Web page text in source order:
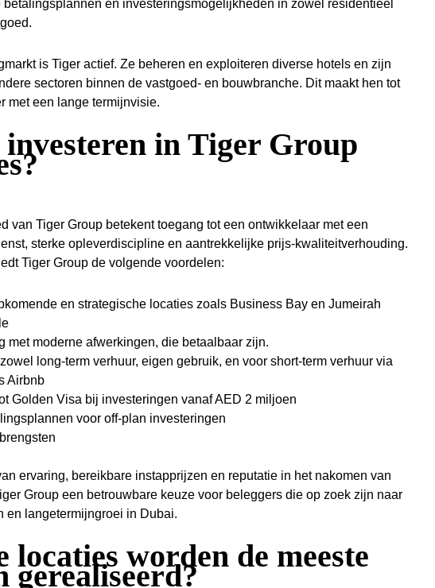
betalingsplannen en investeringsmogelijkheden in zowel residentieel
is Tiger actief. Ze beheren en exploiteren diverse hotels en zijn
sectoren binnen de vastgoed- en bouwbranche. Dit maakt hen tot
met een lange termijnvisie.
in Tiger Group
van Tiger Group betekent toegang tot een ontwikkelaar met een
sterke opleverdiscipline en aantrekkelijke prijs-kwaliteitverhouding.
Tiger Group de volgende voordelen:
en strategische locaties zoals Business Bay en Jumeirah
met moderne afwerkingen, die betaalbaar zijn.
long-term verhuur, eigen gebruik, en voor short-term verhuur via
Airbnb
Golden Visa bij investeringen vanaf AED 2 miljoen
voor off-plan investeringen
ervaring, bereikbare instapprijzen en reputatie in het nakomen van
Group een betrouwbare keuze voor beleggers die op zoek zijn naar
en langetermijngroei in Dubai.
locaties worden de meeste
gerealiseerd?